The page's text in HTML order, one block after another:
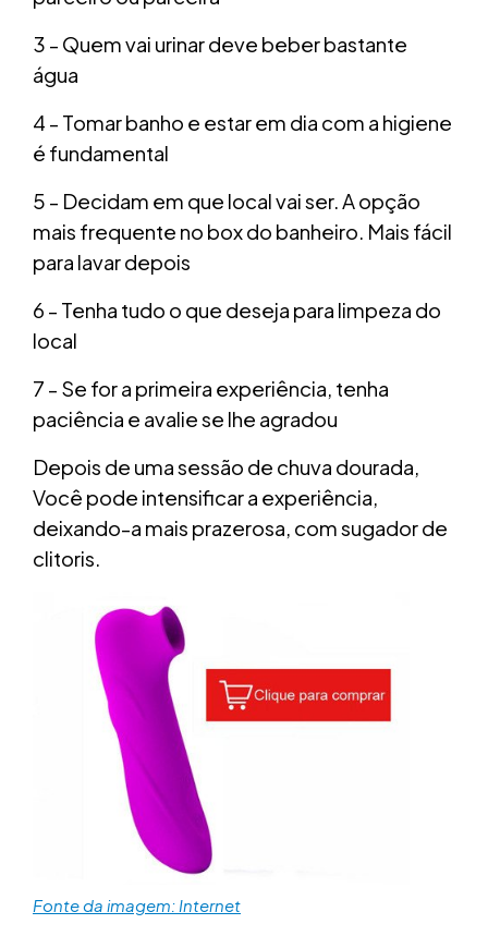
3 - Quem vai urinar deve beber bastante
água
4 - Tomar banho e estar em dia com a higiene
é fundamental
5 - Decidam em que local vai ser. A opção
mais frequente no box do banheiro. Mais fácil
para lavar depois
6 - Tenha tudo o que deseja para limpeza do
local
7 - Se for a primeira experiência, tenha
paciência e avalie se lhe agradou
Depois de uma sessão de chuva dourada,
Você pode intensificar a experiência,
deixando-a mais prazerosa, com sugador de
clitoris.
Fonte da imagem: Internet